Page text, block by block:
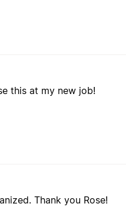
this at my new job!
Thank you Rose!